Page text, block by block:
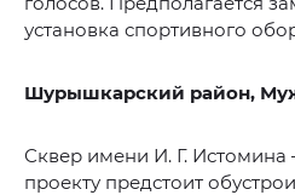
установка спортивного
Шурышкарский район,
Сквер имени И. Г. Истомина
проекту предстоит